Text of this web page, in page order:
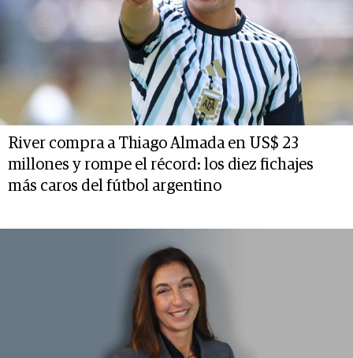
River compra a Thiago Almada en US$ 23
millones y rompe el récord: los diez fichajes
más caros del fútbol argentino